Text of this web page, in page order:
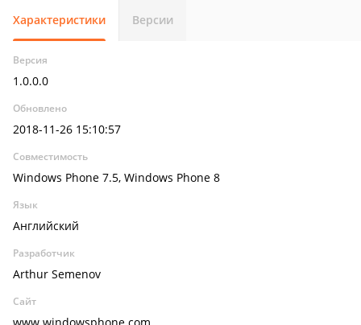
Характеристики Версии
Версия
1.0.0.0
Обновлено
2018-11-26 15:10:57
Совместимость
Windows Phone 7.5, Windows Phone 8
Язык
Английский
Разработчик
Arthur Semenov
Сайт